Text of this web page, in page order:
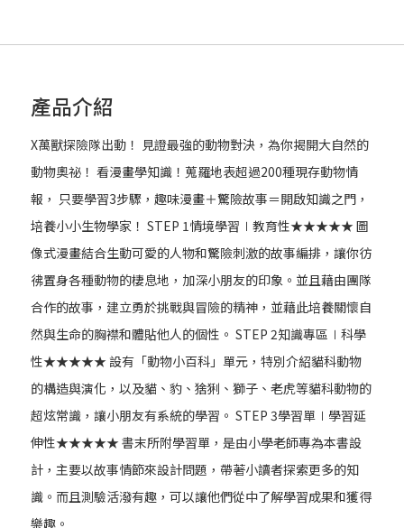
產品介紹
X萬獸探險隊出動！ 見證最強的動物對決，為你揭開大自然的
動物奧祕！ 看漫畫學知識！蒐羅地表超過200種現存動物情
報， 只要學習3步驟，趣味漫畫＋驚險故事＝開啟知識之門，
培養小小生物學家！ STEP 1情境學習∣教育性★★★★★ 圖
像式漫畫結合生動可愛的人物和驚險刺激的故事編排，讓你彷
彿置身各種動物的棲息地，加深小朋友的印象。並且藉由團隊
合作的故事，建立勇於挑戰與冒險的精神，並藉此培養關懷自
然與生命的胸襟和體貼他人的個性。 STEP 2知識專區∣科學
性★★★★★ 設有「動物小百科」單元，特別介紹貓科動物
的構造與演化，以及貓、豹、猞猁、獅子、老虎等貓科動物的
超炫常識，讓小朋友有系統的學習。 STEP 3學習單∣學習延
伸性★★★★★ 書末所附學習單，是由小學老師專為本書設
計，主要以故事情節來設計問題，帶著小讀者探索更多的知
識。而且測驗活潑有趣，可以讓他們從中了解學習成果和獲得
樂趣。